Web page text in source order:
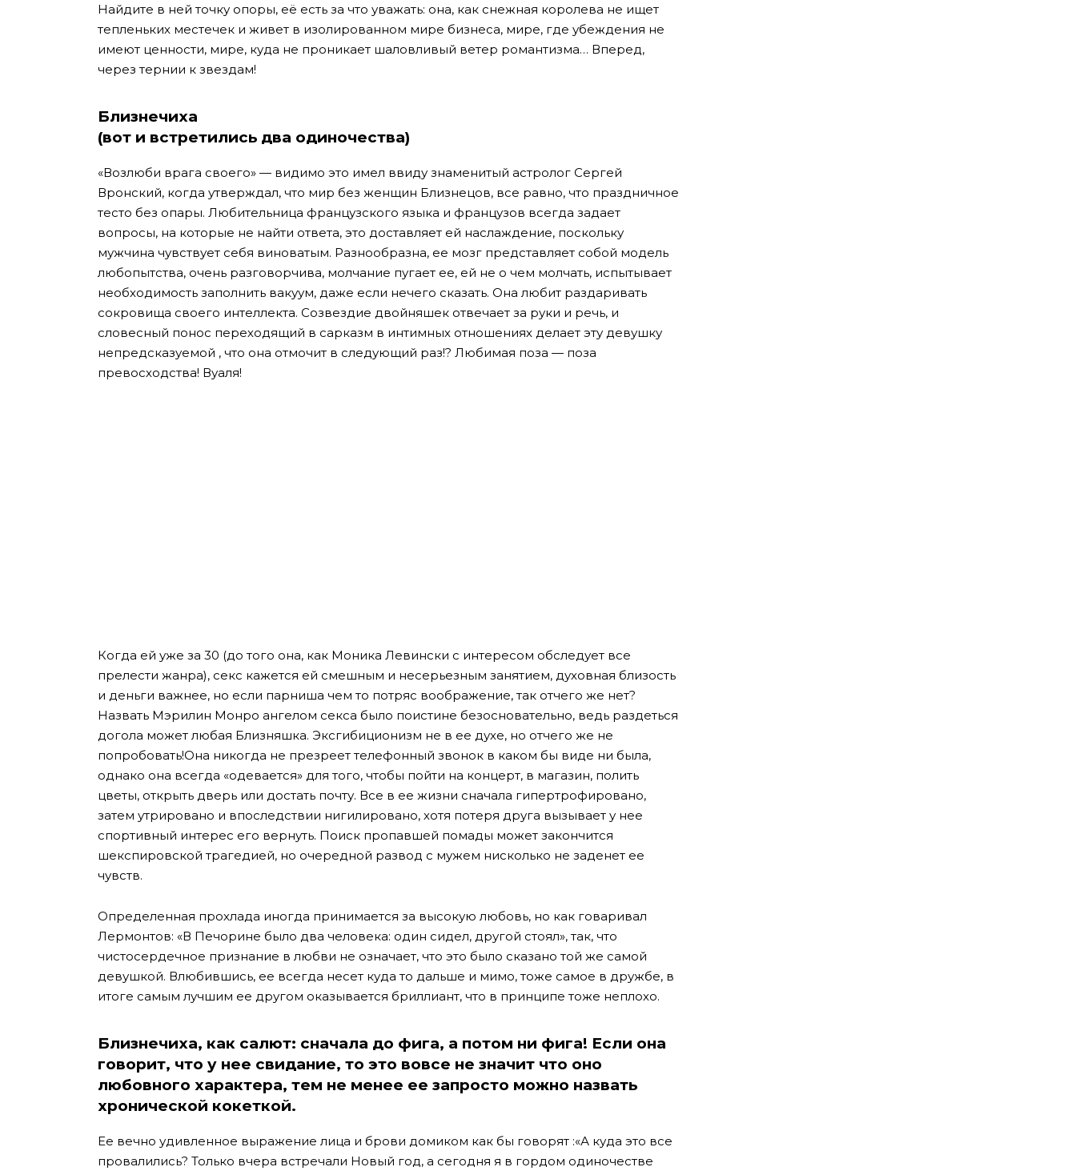
Найдите в ней точку опоры, её есть за что уважать: она, как снежная королева не ищет
тепленьких местечек и живет в изолированном мире бизнеса, мире, где убеждения не
имеют ценности, мире, куда не проникает шаловливый ветер романтизма… Вперед,
через тернии к звездам!
Близнечиха
(вот и встретились два одиночества)
«Возлюби врага своего» — видимо это имел ввиду знаменитый астролог Сергей
Вронский, когда утверждал, что мир без женщин Близнецов, все равно, что праздничное
тесто без опары. Любительница французского языка и французов всегда задает
вопросы, на которые не найти ответа, это доставляет ей наслаждение, поскольку
мужчина чувствует себя виноватым. Разнообразна, ее мозг представляет собой модель
любопытства, очень разговорчива, молчание пугает ее, ей не о чем молчать, испытывает
необходимость заполнить вакуум, даже если нечего сказать. Она любит раздаривать
сокровища своего интеллекта. Созвездие двойняшек отвечает за руки и речь, и
словесный понос переходящий в сарказм в интимных отношениях делает эту девушку
непредсказуемой , что она отмочит в следующий раз!? Любимая поза — поза
превосходства! Вуаля!
Когда ей уже за 30 (до того она, как Моника Левински с интересом обследует все
прелести жанра), секс кажется ей смешным и несерьезным занятием, духовная близость
и деньги важнее, но если парниша чем то потряс воображение, так отчего же нет?
Назвать Мэрилин Монро ангелом секса было поистине безосновательно, ведь раздеться
догола может любая Близняшка. Эксгибиционизм не в ее духе, но отчего же не
попробовать!Она никогда не презреет телефонный звонок в каком бы виде ни была,
однако она всегда «одевается» для того, чтобы пойти на концерт, в магазин, полить
цветы, открыть дверь или достать почту. Все в ее жизни сначала гипертрофировано,
затем утрировано и впоследствии нигилировано, хотя потеря друга вызывает у нее
спортивный интерес его вернуть. Поиск пропавшей помады может закончится
шекспировской трагедией, но очередной развод с мужем нисколько не заденет ее
чувств.
Определенная прохлада иногда принимается за высокую любовь, но как говаривал
Лермонтов: «В Печорине было два человека: один сидел, другой стоял», так, что
чистосердечное признание в любви не означает, что это было сказано той же самой
девушкой. Влюбившись, ее всегда несет куда то дальше и мимо, тоже самое в дружбе, в
итоге самым лучшим ее другом оказывается бриллиант, что в принципе тоже неплохо.
Близнечиха, как салют: сначала до фига, а потом ни фига! Если она
говорит, что у нее свидание, то это вовсе не значит что оно
любовного характера, тем не менее ее запросто можно назвать
хронической кокеткой.
Ее вечно удивленное выражение лица и брови домиком как бы говорят :«А куда это все
провалились? Только вчера встречали Новый год, а сегодня я в гордом одиночестве